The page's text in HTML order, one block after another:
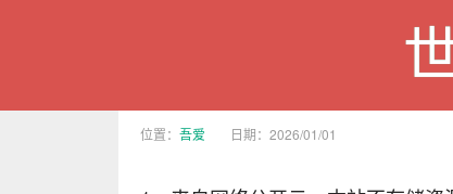
位置： 吾爱 日期：2026/01/01